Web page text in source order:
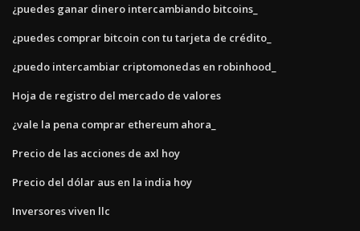
¿puedes ganar dinero intercambiando bitcoins_
¿puedes comprar bitcoin con tu tarjeta de crédito_
¿puedo intercambiar criptomonedas en robinhood_
Hoja de registro del mercado de valores
¿vale la pena comprar ethereum ahora_
Precio de las acciones de axl hoy
Precio del dólar aus en la india hoy
Inversores viven llc